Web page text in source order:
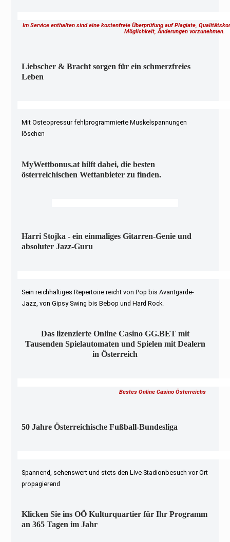
Im Service enthalten sind eine kostenfreie Überprüfung auf Plagiate,
Möglichkeit, Änderungen vorzunehmen.
Liebscher & Bracht sorgen für ein schmerzfreies
Leben
Mit Osteopressur fehlprogrammierte Muskelspannungen
löschen
MyWettbonus.at hilft dabei, die besten
österreichischen Wettanbieter zu finden.
Harri Stojka - ein einmaliges Gitarren-Genie und
absoluter Jazz-Guru
Sein reichhaltiges Repertoire reicht von Pop bis Avantgarde-
Jazz, von Gipsy Swing bis Bebop und Hard Rock.
Das lizenzierte Online Casino GG.BET mit
Tausenden Spielautomaten und Spielen mit Dealern
in Österreich
Bestes Online Casino Österreichs
50 Jahre Österreichische Fußball-Bundesliga
Spannend, sehenswert und stets den Live-Stadionbesuch vor Ort
propagierend
Klicken Sie ins OÖ Kulturquartier für Ihr Programm
an 365 Tagen im Jahr